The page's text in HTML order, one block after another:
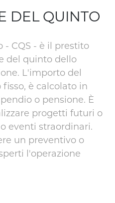
DEL QUINTO
- CQS - è il prestito
del quinto dello
L'importo del
è calcolato in
o pensione. È
progetti futuri o
eventi straordinari.
un preventivo o
l'operazione